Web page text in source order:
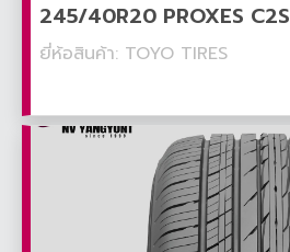
245/40R20 PROXES C2S
ยี่ห้อสินค้า: TOYO TIRES